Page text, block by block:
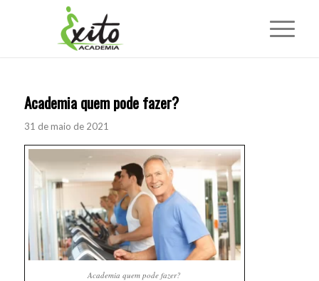
Academia quem pode fazer?
31 de maio de 2021
Academia quem pode fazer?